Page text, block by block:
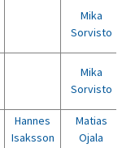
Mika
Sorvisto
Mika
Sorvisto
Hannes
Isaksson
Matias
Ojala